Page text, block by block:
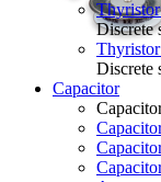
Discrete
Discrete
Capacitor